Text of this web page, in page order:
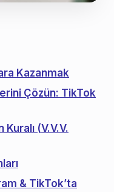
Kazanmak
Çözün: TikTok
(V.V.V.
& TikTok’ta